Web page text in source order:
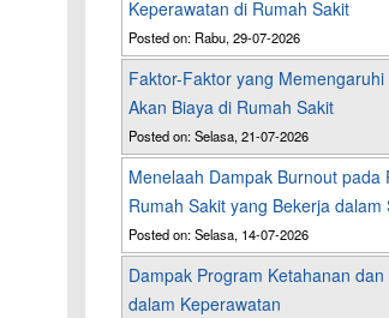
Keperawatan di Rumah Sakit
Posted on: Rabu, 29-07-2026
Faktor-Faktor yang
Akan Biaya di Rumah Sakit
Posted on: Selasa, 21-07-2026
Menelaah Dampak Burnout pada
Rumah Sakit yang Bekerja dalam
Posted on: Selasa, 14-07-2026
Dampak Program Ketahanan
dalam Keperawatan